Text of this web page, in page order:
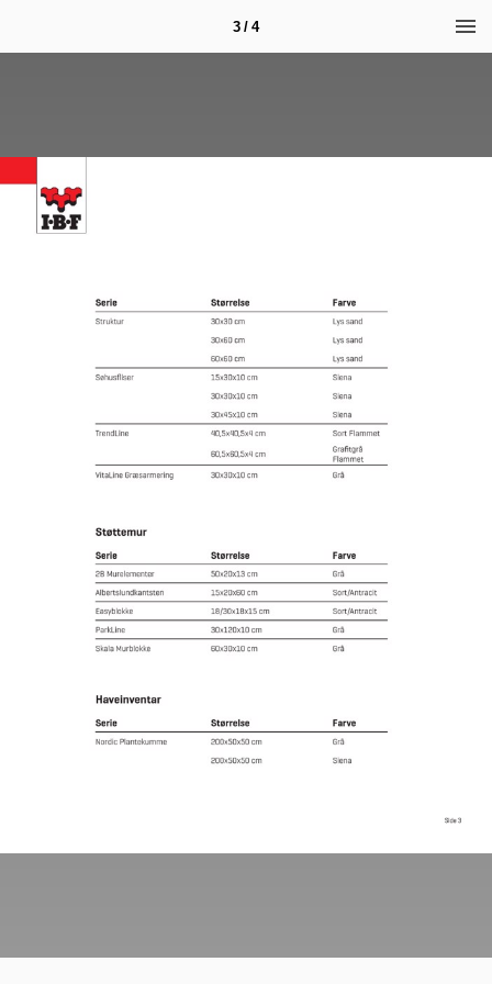
3 / 4